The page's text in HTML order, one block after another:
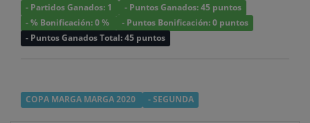
- Partidos Ganados: 1
- Puntos Ganados: 45 puntos
- % Bonificación: 0 %
- Puntos Bonificación: 0 puntos
- Puntos Ganados Total: 45 puntos
COPA MARGA MARGA 2020 - SEGUNDA